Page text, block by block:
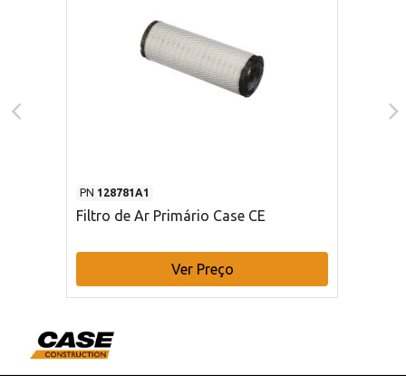
PN 128781A1
Filtro de Ar Primário Case CE
Ver Preço